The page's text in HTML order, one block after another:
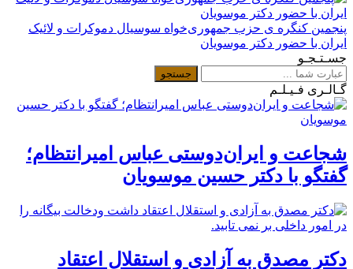
پنجمین کنگره ی حزب جمهوری‌خواه سوسیال دموکرات و لائیک
ایران با حضور دکتر موسویان
جسـتـجـو
گـالـری فـیـلـم
شجاعت و ایران‌دوستی عباس امیرانتظام؛
گفتگو با دکتر حسین موسویان
دکتر مصدق به آزادی و استقلال اعتقاد